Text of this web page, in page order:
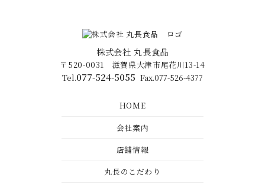
株式会社 丸長食品
〒520-0031 滋賀県大津市尾花川13-14
Tel.077-524-5055 Fax.077-526-4377
HOME
会社案内
店舗情報
丸長のこだわり